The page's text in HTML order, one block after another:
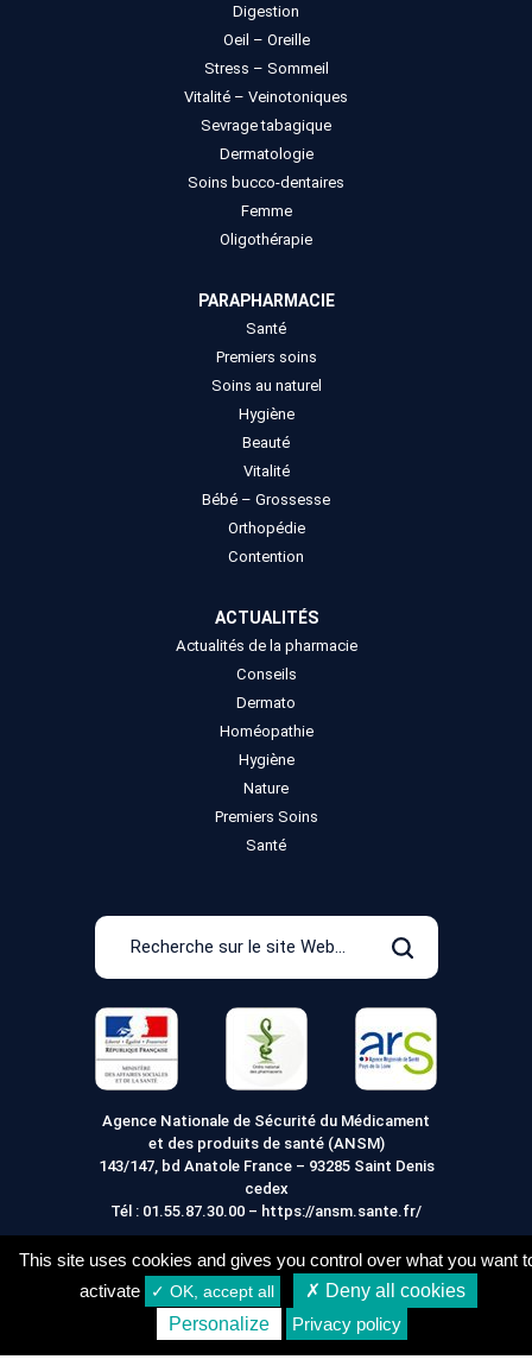
Digestion
Oeil – Oreille
Stress – Sommeil
Vitalité – Veinotoniques
Sevrage tabagique
Dermatologie
Soins bucco-dentaires
Femme
Oligothérapie
PARAPHARMACIE
Santé
Premiers soins
Soins au naturel
Hygiène
Beauté
Vitalité
Bébé – Grossesse
Orthopédie
Contention
ACTUALITÉS
Actualités de la pharmacie
Conseils
Dermato
Homéopathie
Hygiène
Nature
Premiers Soins
Santé
Recherche
le
site
Web
Rechercher
Agence Nationale de Sécurité du Médicament
et des produits de santé (ANSM)
143/147, bd Anatole France – 93285 Saint Denis
cedex
Tél : 01.55.87.30.00 – https://ansm.sante.fr/
Mentions légales
Conditions générales de vente
Conditions de Livraison
Vie Privée
This site uses cookies and gives you control over what you want
activate
✓ OK, accept all
✗ Deny all cookies
Personalize
Privacy policy